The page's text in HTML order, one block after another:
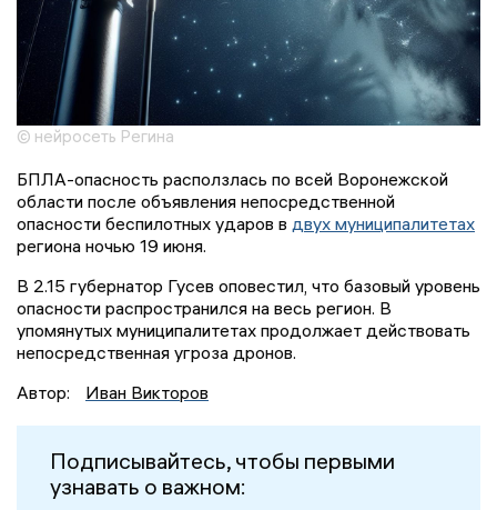
© нейросеть Регина
БПЛА-опасность расползлась по всей Воронежской
области после объявления непосредственной
опасности беспилотных ударов в двух муниципалитетах
региона ночью 19 июня.
В 2.15 губернатор Гусев оповестил, что базовый уровень
опасности распространился на весь регион. В
упомянутых муниципалитетах продолжает действовать
непосредственная угроза дронов.
Автор:
Иван Викторов
Подписывайтесь, чтобы первыми
узнавать о важном: